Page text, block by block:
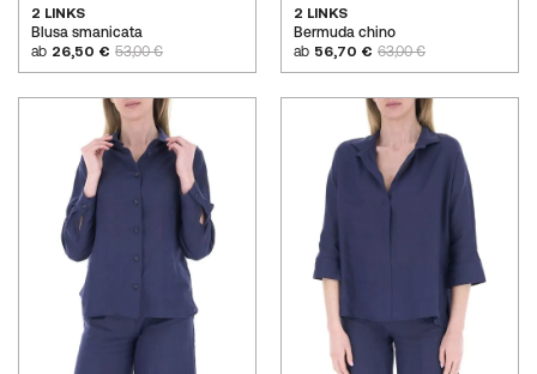
2 LINKS
Blusa smanicata
ab 26,50 € 53,00 €
2 LINKS
Bermuda chino
ab 56,70 € 63,00 €